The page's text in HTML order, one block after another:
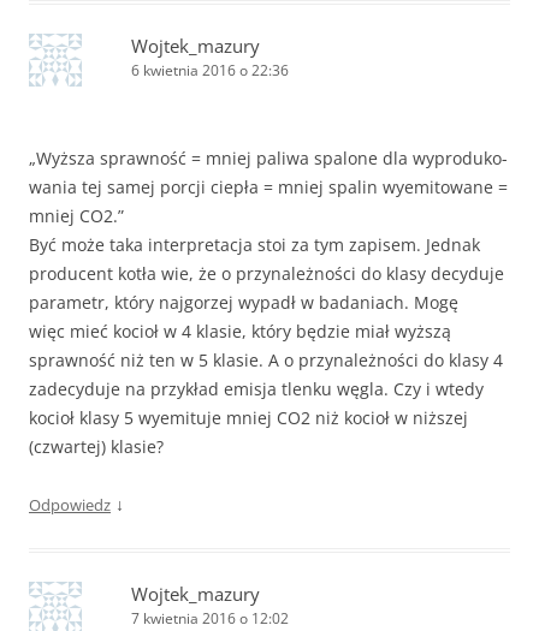
Wojtek_mazury
6 kwietnia 2016 o 22:36
„Wyż­sza spraw­ność = mniej paliwa spa­lone dla wypro­du­ko­
wa­nia tej samej por­cji cie­pła = mniej spa­lin wyemi­to­wane =
mniej CO2.”
Być może taka interpretacja stoi za tym zapisem. Jednak
producent kotła wie, że o przynależności do klasy decyduje
parametr, który najgorzej wypadł w badaniach. Mogę
więc mieć kocioł w 4 klasie, który będzie miał wyższą
sprawność niż ten w 5 klasie. A o przynależności do klasy 4
zadecyduje na przykład emisja tlenku węgla. Czy i wtedy
kocioł klasy 5 wyemituje mniej CO2 niż kocioł w niższej
(czwartej) klasie?
Odpowiedz ↓
Wojtek_mazury
7 kwietnia 2016 o 12:02